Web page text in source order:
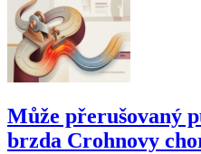
Může přerušovaný
brzda Crohnovy